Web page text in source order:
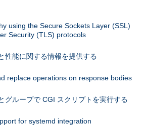
using the Secure Sockets Layer (SSL)
Security (TLS) protocols
性能に関する情報を提供する
replace operations on response bodies
グループで CGI スクリプトを実行する
for systemd integration